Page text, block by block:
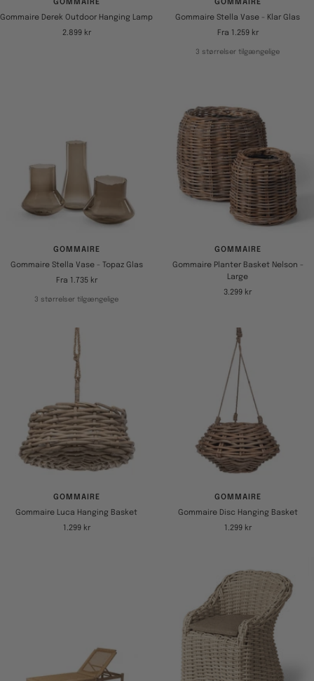
GOMMAIRE
Gommaire Derek Outdoor Hanging Lamp
Tilbudspris
2.899 kr
GOMMAIRE
Gommaire Stella Vase - Klar Glas
Tilbudspris
Fra 1.259 kr
3 størrelser tilgængelige
GOMMAIRE
Gommaire Stella Vase - Topaz Glas
Tilbudspris
Fra 1.735 kr
3 størrelser tilgængelige
GOMMAIRE
Gommaire Planter Basket Nelson -
Large
Tilbudspris
3.299 kr
GOMMAIRE
Gommaire Luca Hanging Basket
Tilbudspris
1.299 kr
GOMMAIRE
Gommaire Disc Hanging Basket
Tilbudspris
1.299 kr